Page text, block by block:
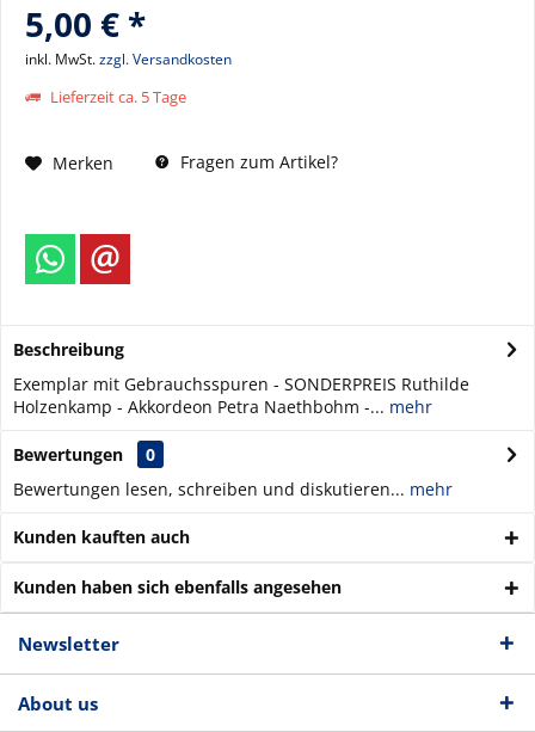
5,00 € *
inkl. MwSt.zzgl. Versandkosten
Lieferzeit ca. 5 Tage
Merken Fragen zum Artikel?
Beschreibung
Exemplar mit Gebrauchsspuren - SONDERPREIS Ruthilde
Holzenkamp - Akkordeon Petra Naethbohm -... mehr
Bewertungen
0
Bewertungen lesen, schreiben und diskutieren... mehr
Kunden kauften auch
Kunden haben sich ebenfalls angesehen
Newsletter
About us